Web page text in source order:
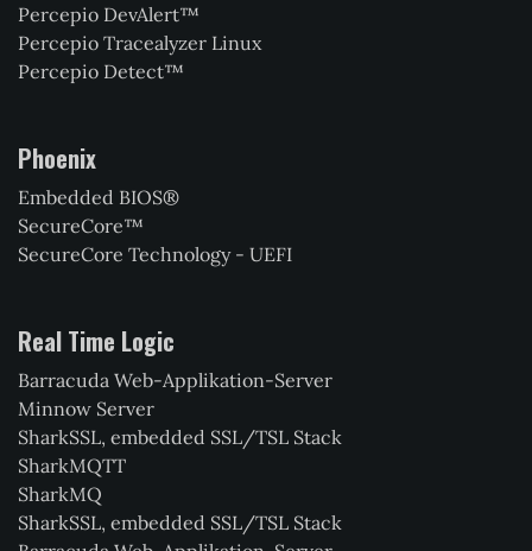
Percepio DevAlert™
Percepio Tracealyzer Linux
Percepio Detect™
Phoenix
Embedded BIOS®
SecureCore™
SecureCore Technology - UEFI
Real Time Logic
Barracuda Web-Applikation-Server
Minnow Server
SharkSSL, embedded SSL/TSL Stack
SharkMQTT
SharkMQ
SharkSSL, embedded SSL/TSL Stack